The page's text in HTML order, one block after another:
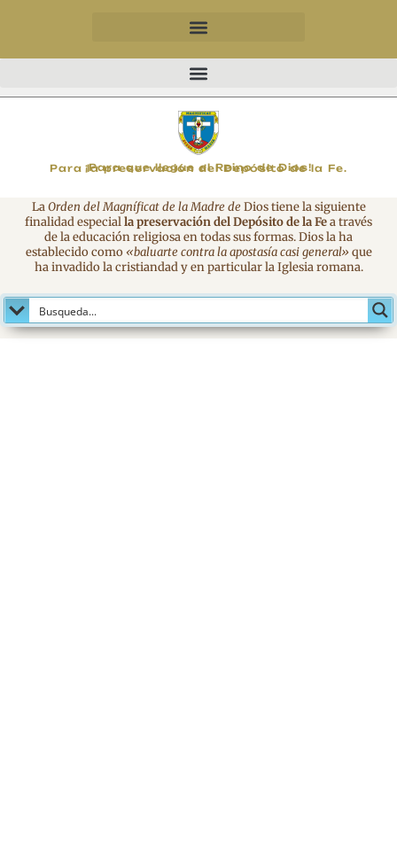
Para la preservación del Depósito de la Fe.
¡Para que llegue el Reino de Dios!
MAGNIFICAT
LaOrden del Magníficat de la Madre deDios tiene la siguiente
finalidad especialla preservación del Depósito de la Fea través
de la educación religiosa en todas sus formas. Dios la ha
establecido como«baluarte contra la apostasía casi general» que
ha invadido la cristiandad y en particular la Iglesia romana.